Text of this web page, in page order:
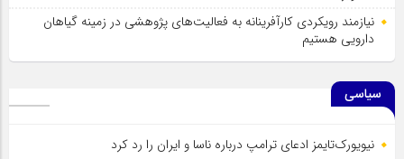
نیازمند رویکردی کارآفرینانه به فعالیت‌های پژوهشی در زمینه گیاهان
دارویی هستیم
سیاسی
نیویورک‌تایمز ادعای ترامپ درباره ناسا و ایران را رد کرد